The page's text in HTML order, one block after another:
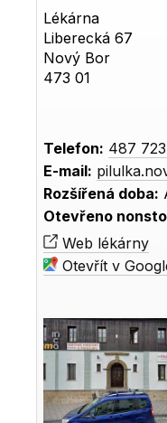
Lékárna
Liberecká 67
Nový Bor
473 01
Telefon: 487
E-mail:
Rozšířená doba:
Otevřeno
Web lékárny
Otevřít v